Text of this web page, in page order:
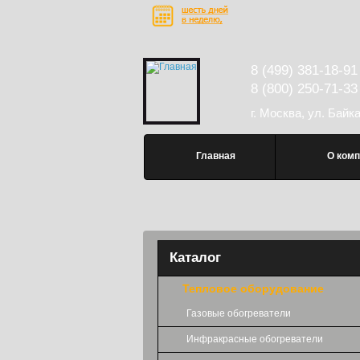
Перейти к основному содержанию
8 (499) 381-18-91
8 (800) 250-71-33
г. Москва, ул.
Главная О
Каталог
Тепловое оборудование
Газовые обогреватели
Инфракрасные обогреватели